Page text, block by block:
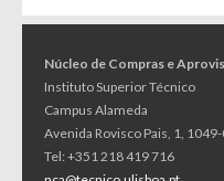
Núcleo de Compras e
Instituto Superior Técnico
Campus Alameda
Avenida Rovisco Pais, 1,
Tel: +351 218 419 716